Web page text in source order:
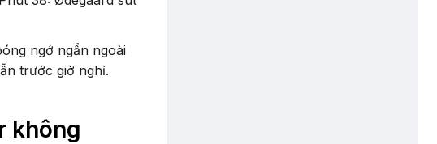
ngớ ngẩn ngoài
trước giờ nghỉ.
không